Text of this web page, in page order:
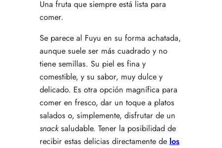
Una fruta que siempre está lista para
comer.
Se parece al Fuyu en su forma achatada,
aunque suele ser más cuadrado y no
tiene semillas. Su piel es fina y
comestible, y su sabor, muy dulce y
delicado. Es otra opción magnífica para
comer en fresco, dar un toque a platos
salados o, simplemente, disfrutar de un
snacksaludable. Tener la posibilidad de
recibir estas delicias directamente de los